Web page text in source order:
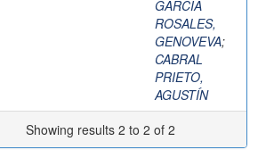
GARCÍA
ROSALES,
GENOVEVA;
CABRAL
PRIETO,
AGUSTÍN
Showing results 2 to 2 of 2